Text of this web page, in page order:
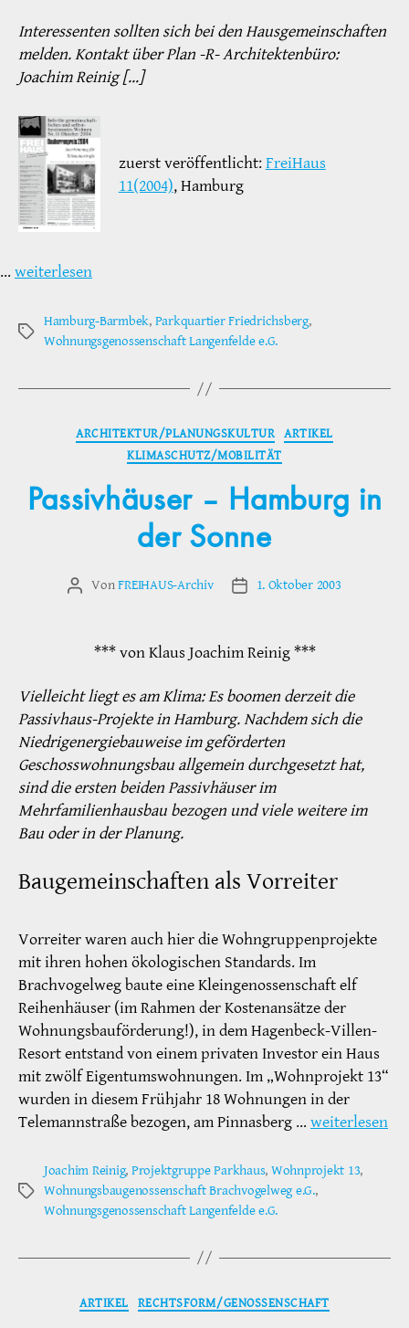
Interessenten sollten sich bei den Hausgemeinschaften
melden. Kontakt über Plan -R- Architektenbüro:
Joachim Reinig […]
zuerst veröffentlicht:FreiHaus
11(2004), Hamburg
… weiterlesen
Schlagwörter
Hamburg-Barmbek, Parkquartier Friedrichsberg,
Wohnungsgenossenschaft Langenfelde e.G.
Kategorien
ARCHITEKTUR/PLANUNGSKULTUR ARTIKEL
KLIMASCHUTZ/MOBILITÄT
Passivhäuser – Hamburg in
der Sonne
Beitragsautor
VonFREIHAUS-Archiv Veröffentlichungsdatum
1. Oktober 2003
*** von Klaus Joachim Reinig ***
Vielleicht liegt es am Klima: Es boomen derzeit die
Passivhaus-Projekte in Hamburg. Nachdem sich die
Niedrigenergiebauweise im geförderten
Geschosswohnungsbau allgemein durchgesetzt hat,
sind die ersten beiden Passivhäuser im
Mehrfamilienhausbau bezogen und viele weitere im
Bau oder in der Planung.
Baugemeinschaften als Vorreiter
Vorreiter waren auch hier die Wohngruppenprojekte
mit ihren hohen ökologischen Standards. Im
Brachvogelweg baute eine Kleingenossenschaft elf
Reihenhäuser (im Rahmen der Kostenansätze der
Wohnungsbauförderung!), in dem Hagenbeck-Villen-
Resort entstand von einem privaten Investor ein Haus
mit zwölf Eigentumswohnungen. Im „Wohnprojekt 13“
wurden in diesem Frühjahr 18 Wohnungen in der
Telemannstraße bezogen, am Pinnasberg … weiterlesen
Schlagwörter
Joachim Reinig, Projektgruppe Parkhaus, Wohnprojekt 13,
Wohnungsbaugenossenschaft Brachvogelweg e.G.,
Wohnungsgenossenschaft Langenfelde e.G.
Kategorien
ARTIKEL RECHTSFORM/GENOSSENSCHAFT